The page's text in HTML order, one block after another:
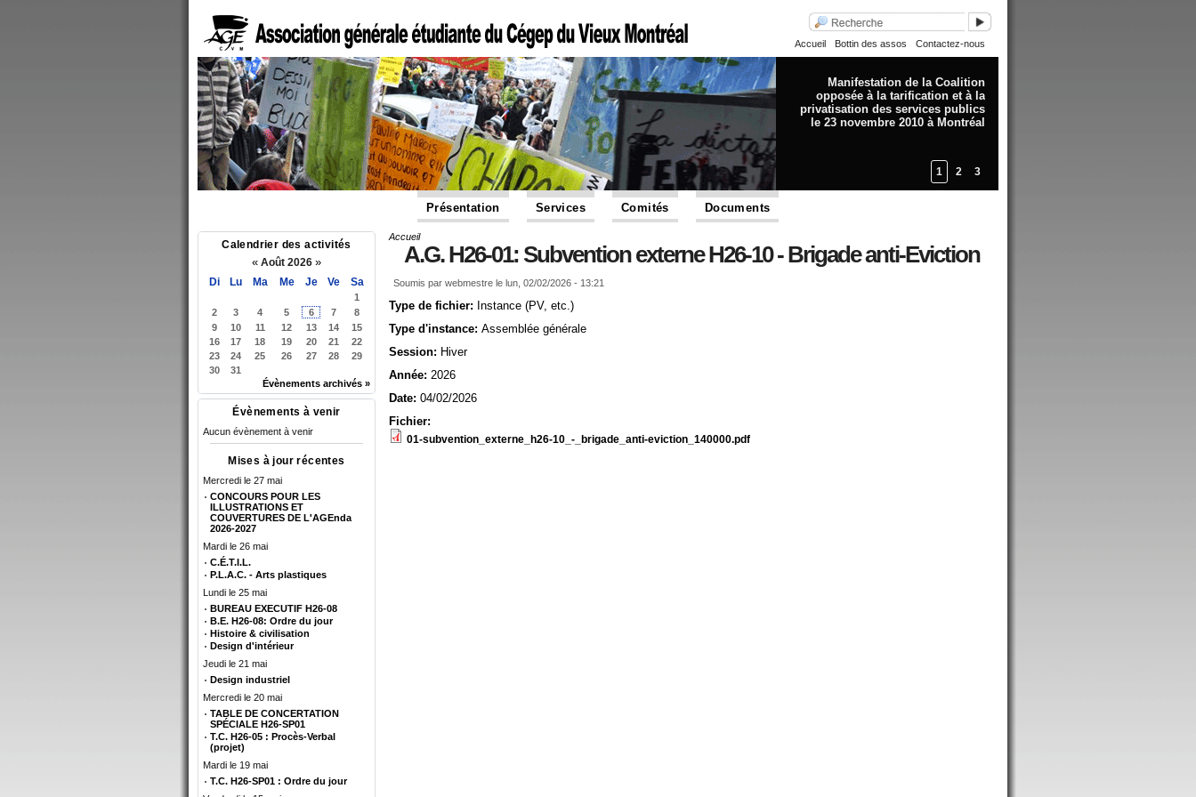
Accueil Bottin des assos Contactez-nous
Manifestation de la Coalition
opposée à la tarification et à la
privatisation des services publics
le 23 novembre 2010 à Montréal
1 2 3
Présentation Services Comités Documents
Calendrier des activités
« Août 2026 »
Di Lu Ma Me Je Ve Sa
1
2
3 4 5 6 7
8
9
10 11 12 13 14
15
16
17 18 19 20 21
22
23
24 25 26 27 28
29
30
31
Évènements archivés »
Évènements à venir
Aucun évènement à venir
Mises à jour récentes
Mercredi le 27 mai
CONCOURS POUR LES
ILLUSTRATIONS ET
COUVERTURES DE L'AGEnda
2026-2027
Mardi le 26 mai
C.É.T.I.L.
P.L.A.C. - Arts plastiques
Lundi le 25 mai
BUREAU EXECUTIF H26-08
B.E. H26-08: Ordre du jour
Histoire & civilisation
Design d'intérieur
Jeudi le 21 mai
Design industriel
Mercredi le 20 mai
TABLE DE CONCERTATION
SPÉCIALE H26-SP01
T.C. H26-05 : Procès-Verbal
(projet)
Mardi le 19 mai
T.C. H26-SP01 : Ordre du jour
Vous êtes ici
Accueil
A.G. H26-01: Subvention externe H26-10 - Brigade anti-Eviction
Soumis par webmestre le lun, 02/02/2026 - 13:21
Type de fichier: Instance (PV, etc.)
Type d'instance: Assemblée générale
Session: Hiver
Année: 2026
Date: 04/02/2026
Fichier:
01-subvention_externe_h26-10_-_brigade_anti-eviction_140000.pdf